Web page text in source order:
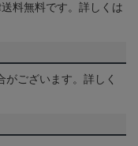
料無料です。詳しくは
ございます。詳しく